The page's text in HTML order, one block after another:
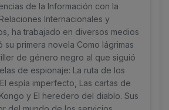
de la Información con la
Internacionales y
ha trabajado en diversos medios
su primera novela Como lágrimas
de género negro al que siguió
de espionaje: La ruta de los
espía imperfecto, Las cartas de
y El heredero del diablo. Sus